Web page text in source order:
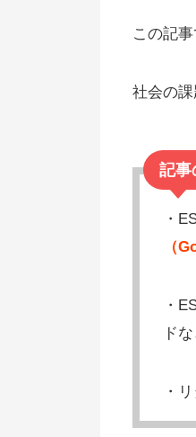
この記事
社会の
記事
・
（
・
ド
・